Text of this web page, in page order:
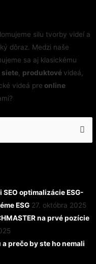
silu tvorby videí a
dôraz. Medzi naše
sa aj klasickému
siete produktové videá,
videá pre online
optimalizácie ESG-
ESG 27. októbra 2025
na prvé pozície
prečo by ste ho nemali